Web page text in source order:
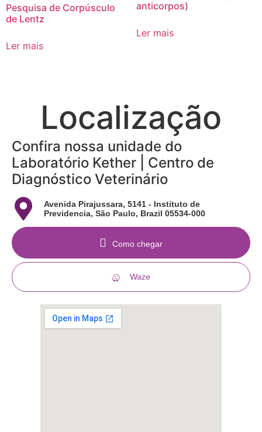
Pesquisa de Corpúsculo
de Lentz
Ler mais
anticorpos)
Ler mais
Localização
Confira nossa unidade do
Laboratório Kether | Centro de
Diagnóstico Veterinário
Avenida Pirajussara, 5141 - Instituto de
Previdencia, São Paulo, Brazil 05534-000
Como chegar
Waze